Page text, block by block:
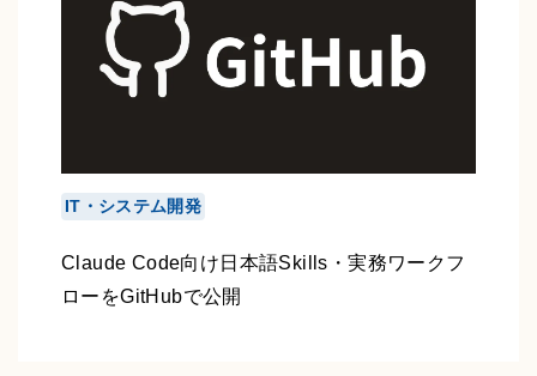
IT・システム開発
Claude Code向け日本語Skills・実務ワークフ
ローをGitHubで公開